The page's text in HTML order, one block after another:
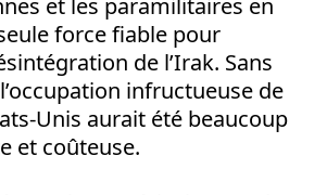
et les paramilitaires en
force fiable pour
de l’Irak. Sans
l’occupation infructueuse de
Unis aurait été beaucoup
et coûteuse.